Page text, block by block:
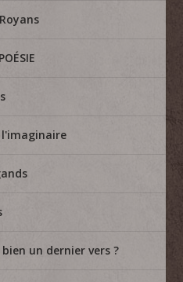
l'imaginaire
un dernier vers ?